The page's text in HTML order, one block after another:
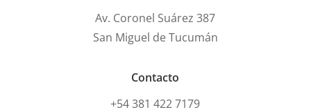
Av. Coronel Suárez 387
San Miguel de Tucumán
Contacto
+54 381 422 7179